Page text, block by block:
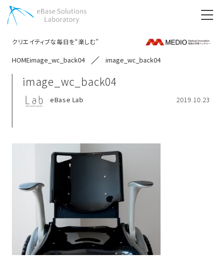
クリエイティブな毎日を“楽しむ”
HOMEimage_wc_back04 image_wc_back04
image_wc_back04
eBase Lab 2019.10.23